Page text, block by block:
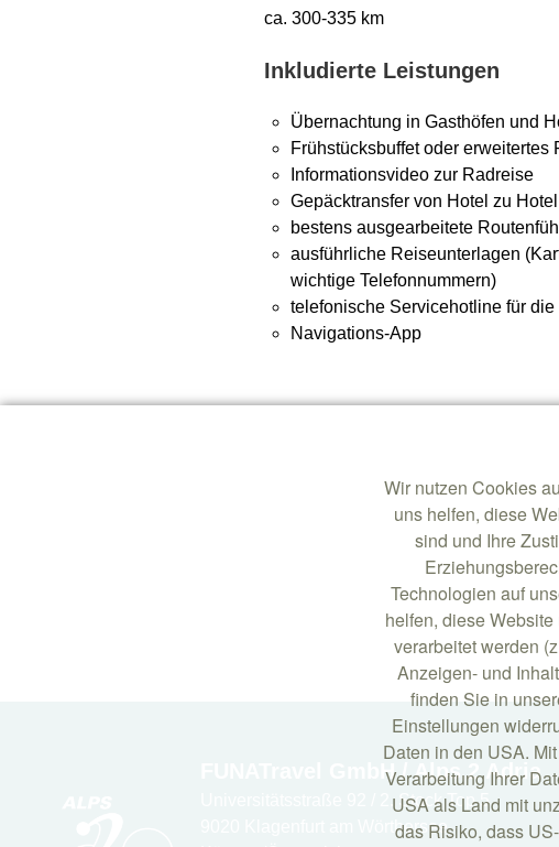
ca. 300-335 km
Inkludierte Leistungen
Übernachtung in Gasthöfen und
Frühstücksbuffet oder erweitertes
Informationsvideo zur Radreise
Gepäcktransfer von Hotel zu Hotel
bestens ausgearbeitete
ausführliche Reiseunterlagen
wichtige Telefonnummern)
telefonische Servicehotline für
Navigations-App
FUNATravel GmbH / Alps 2 Adria
Universitätsstraße 92 / 2. Stock Top 5
9020 Klagenfurt am Wörthersee
Wir nutzen Cookies
uns helfen, diese
sind und Ihre
Technologien auf
helfen, diese
verarbeitet werden
Anzeigen- und
finden Sie in
Einstellungen
Daten in den USA.
Verarbeitung Ihrer
USA als Land mit
das Risiko, dass